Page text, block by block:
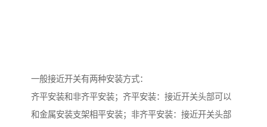
一般接近开关有两种安装方式：
齐平安装和非齐平安装；齐平安装：接近开关头部可以
和金属安装支架相平安装；非齐平安装：接近开关头部